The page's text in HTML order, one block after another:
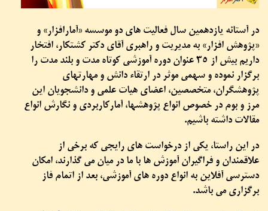
در آستانه یازدهمین سال فعالیت های دو موسسه «آمارافزار» و
«پژوهش افزار» به مدیریت و راهبری آقای دکتر کشتکار، افتخار
داریم بیش از 35 عنوان دوره آموزشی کوتاه مدت و بلند مدت را
برگزار نموده و سهمی موثر در ارتقاء دانش و مهارتهای
پژوهشگران، متخصصین، اعضای هیات علمی و دانشجویان این
مرز و بوم در خصوص انواع پژوهشها، آمارکاربردی و نگارش انواع
مقالات داشته باشیم.
در این راستا، یکی از درخواست های رایجی که برخی از
علاقمندان و فراگیران آموزش ها با ما در میان می گذارند، امکان
دسترسی آفلاین به انواع دوره های آموزشی، بعد از اتمام فاز
برگزاری می باشد.